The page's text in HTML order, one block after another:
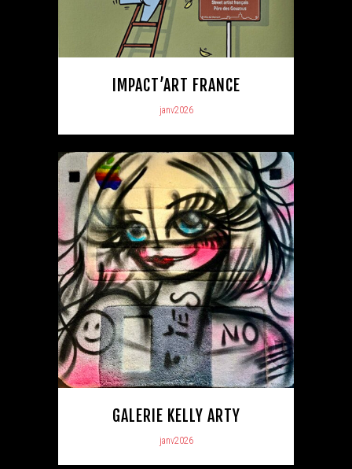
IMPACT’ART FRANCE
janv2026
GALERIE KELLY ARTY
janv2026